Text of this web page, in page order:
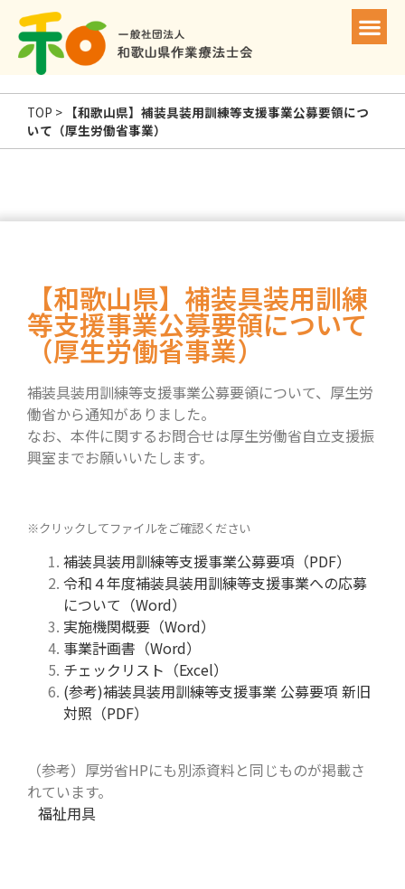
TOP > 【和歌山県】補装具装用訓練等支援事業公募要領につ
いて（厚生労働省事業）
【和歌山県】補装具装用訓練
等支援事業公募要領について
（厚生労働省事業）
補装具装用訓練等支援事業公募要領について、厚生労
働省から通知がありました。
なお、本件に関するお問合せは厚生労働省自立支援振
興室までお願いいたします。
※クリックしてファイルをご確認ください
補装具装用訓練等支援事業公募要項（PDF）
令和４年度補装具装用訓練等支援事業への応募
について（Word）
実施機関概要（Word）
事業計画書（Word）
チェックリスト（Excel）
(参考)補装具装用訓練等支援事業 公募要項 新旧
対照（PDF）
（参考）厚労省HPにも別添資料と同じものが掲載さ
れています。
福祉用具